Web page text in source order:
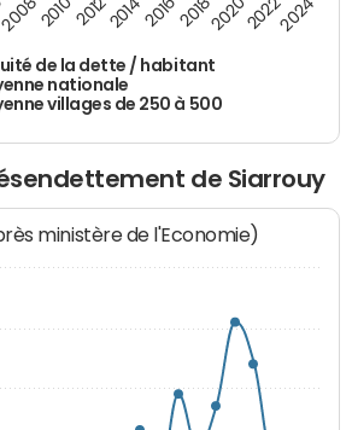
de la dette / habitant
nationale
villages de 250 à 500
20102012201420162018202020222024
de Siarrouy
ministère de l'Economie)